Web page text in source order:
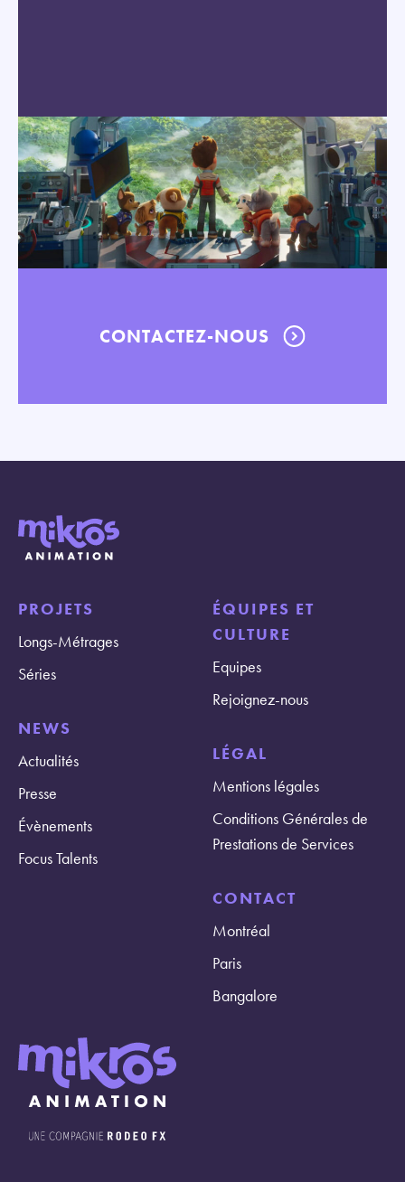
CONTACTEZ-NOUS
PROJETS
Longs-Métrages
Séries
NEWS
Actualités
Presse
Évènements
Focus Talents
ÉQUIPES ET
CULTURE
Equipes
Rejoignez-nous
LÉGAL
Mentions légales
Conditions Générales de
Prestations de Services
CONTACT
Montréal
Paris
Bangalore